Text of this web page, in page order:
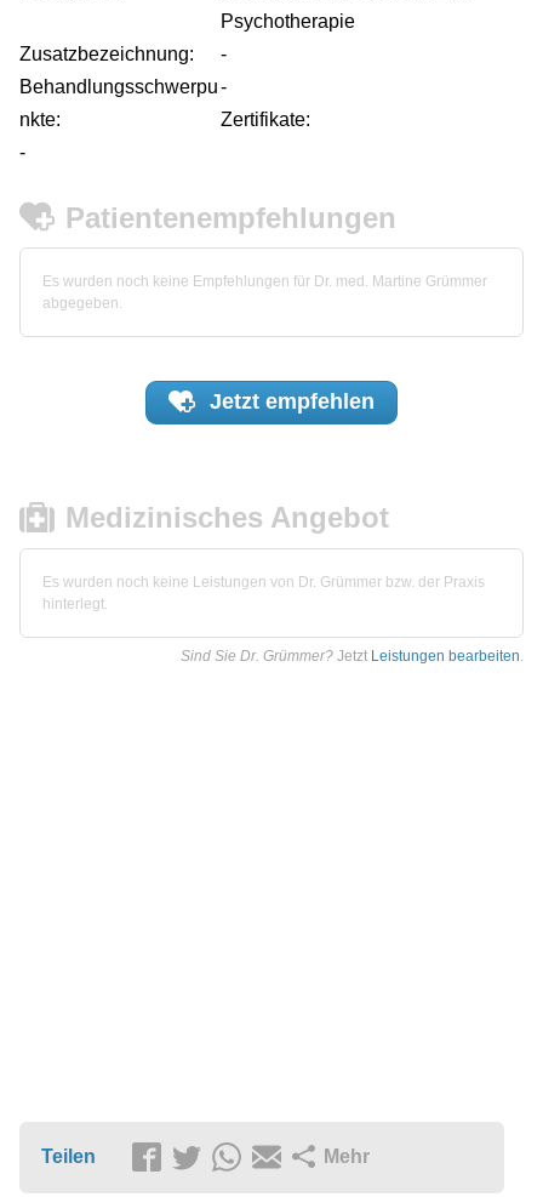
Psychotherapie
Zusatzbezeichnung:
-
Behandlungsschwerpu
nkte:
-
Zertifikate:
-
Patientenempfehlungen
Es wurden noch keine Empfehlungen für Dr. med. Martine Grümmer
abgegeben.
Jetzt empfehlen
Medizinisches Angebot
Es wurden noch keine Leistungen von Dr. Grümmer bzw. der Praxis
hinterlegt.
Sind Sie Dr. Grümmer? Jetzt Leistungen bearbeiten.
Teilen Mehr